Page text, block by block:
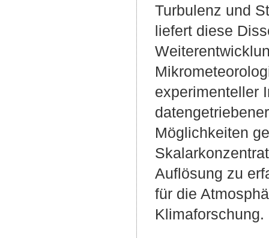
Turbulenz und
liefert diese
experimenteller
Möglichkeiten
Auflösung zu
für die
Klimaforschung.